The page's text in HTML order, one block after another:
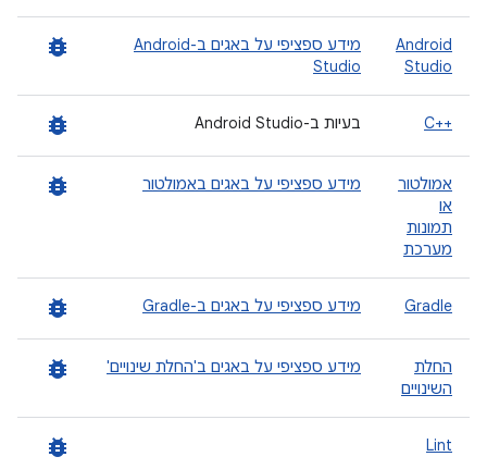
Android
Studio
מידע ספציפי על באגים ב-Android
Studio
bug_report
C++‎ בעיות ב-Android Studio bug_report
אמולטור
או
תמונות
מערכת
מידע ספציפי על באגים באמולטור bug_report
Gradle מידע ספציפי על באגים ב-Gradle bug_report
החלת
השינויים
מידע ספציפי על באגים ב'החלת שינויים' bug_report
Lint
bug_report